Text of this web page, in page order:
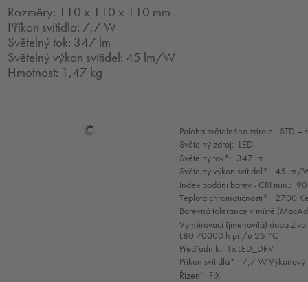
Rozměry: 110 x 110 x 110 mm
Příkon svítidla: 7,7 W
Světelný tok: 347 lm
Světelný výkon svítidel: 45 lm/W
Hmotnost: 1,47 kg
Mode
selection
Poloha světelného zdroje: STD –
Světelný zdroj: LED
Světelný tok*: 347 lm
Světelný výkon svítidel*: 45 lm/
Index podáni barev - CRI min.: 90
Teplota chromatičnosti*: 2700
Barevná tolerance v místě
Vyměřovací (jmenovitá) doba
L80 70000 h při/u 25 °C
Předřadník: 1x LED_DRV
Příkon svítidla*: 7,7 W
Řízení: FIX